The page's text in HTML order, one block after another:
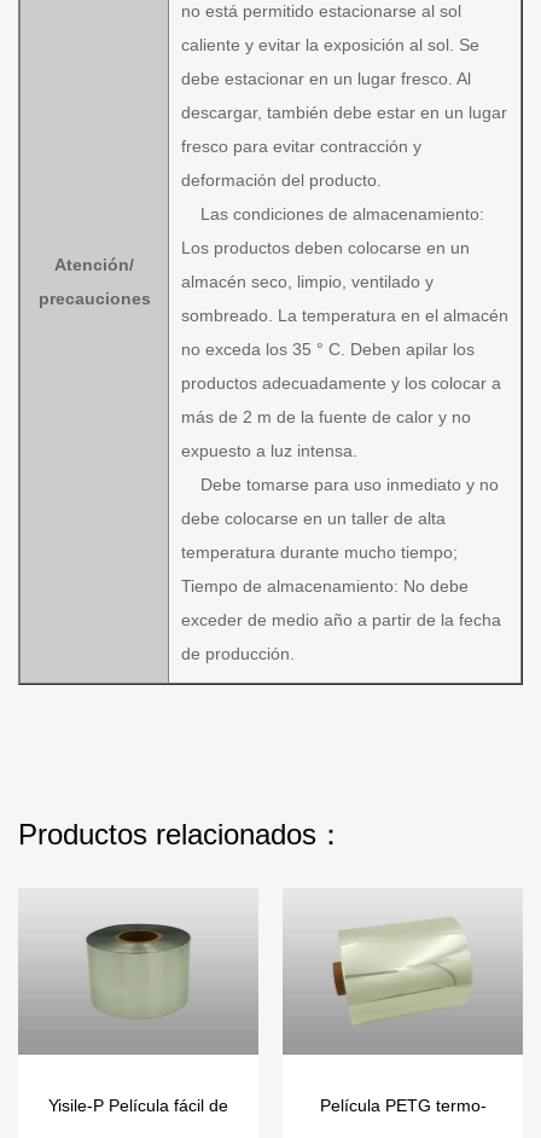
Atención/
precauciones
no está permitido estacionarse al sol
caliente y evitar la exposición al sol. Se
debe estacionar en un lugar fresco. Al
descargar, también debe estar en un lugar
fresco para evitar contracción y
deformación del producto.
Las condiciones de almacenamiento:
Los productos deben colocarse en un
almacén seco, limpio, ventilado y
sombreado. La temperatura en el almacén
no exceda los 35 ° C. Deben apilar los
productos adecuadamente y los colocar a
más de 2 m de la fuente de calor y no
expuesto a luz intensa.
Debe tomarse para uso inmediato y no
debe colocarse en un taller de alta
temperatura durante mucho tiempo;
Tiempo de almacenamiento: No debe
exceder de medio año a partir de la fecha
de producción.
Productos relacionados：
Yisile-P Película fácil de Película PETG termo-